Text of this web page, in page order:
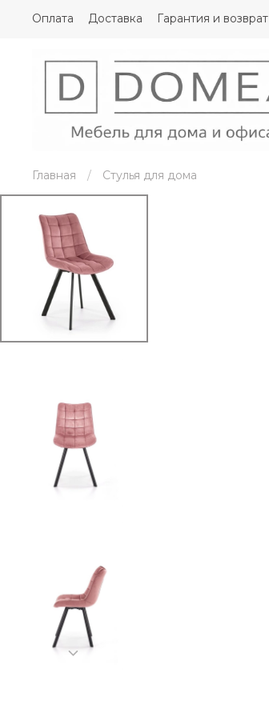
Оплата Доставка Гарантия и возврат
Главная Стулья для дома